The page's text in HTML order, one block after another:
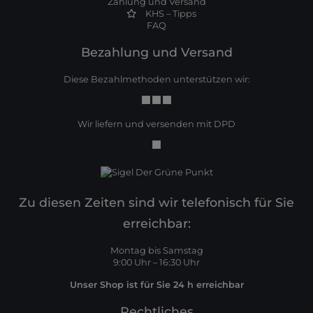
KHS – Tipps
FAQ
Bezahlung und Versand
Diese Bezahlmethoden unterstützen wir:
Wir liefern und versenden mit DPD
Zu diesen Zeiten sind wir telefonisch für Sie
erreichbar:
Montag bis Samstag
9:00 Uhr – 16:30 Uhr
Unser Shop ist für Sie 24 h erreichbar